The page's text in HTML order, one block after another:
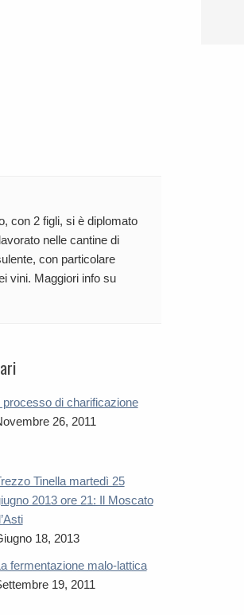
con 2 figli, si è diplomato
nelle cantine di
con particolare
vini. Maggiori info su
processo di charificazione
26, 2011
Tinella martedì 25
2013 ore 21: Il Moscato
18, 2013
fermentazione malo-lattica
19, 2011